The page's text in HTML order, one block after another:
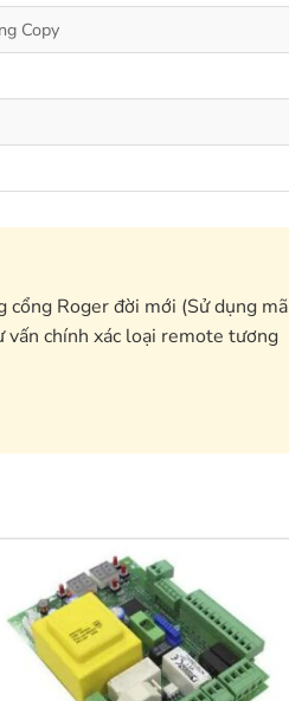
Copy
Roger đời mới (Sử dụng mã
chính xác loại remote tương